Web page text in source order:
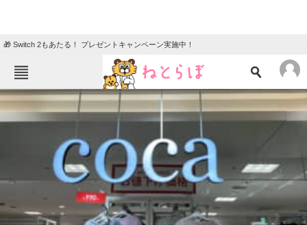
🎁 Switch 2もあたる！ プレゼントキャンペーン実施中！
ねとらぼメニュー
TOP ニュース
クイズ
地域
教育・育児
動物 リサーチ